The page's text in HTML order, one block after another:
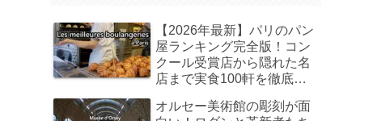
【2026年最新】パリのパン
屋ランキング完全版！コン
クール受賞店から隠れた名
店まで実食100軒を徹底比
オルセー美術館の彫刻が面